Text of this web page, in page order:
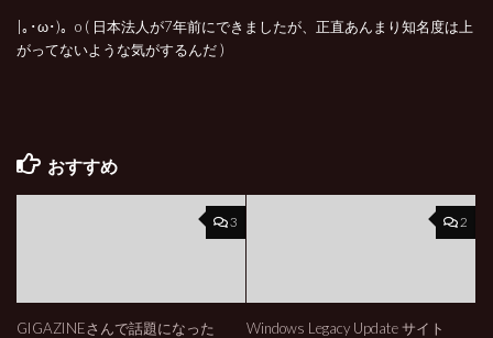
|｡･ω･)。o ( 日本法人が7年前にできましたが、正直あんまり知名度は上
がってないような気がするんだ )
おすすめ
3
GIGAZINEさんで話題になった
2
Windows Legacy Update サイト